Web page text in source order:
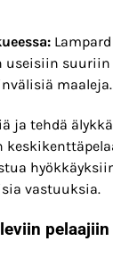
useisiin
maaleja.
ja tehdä
vastuuksia.
pelaajiin